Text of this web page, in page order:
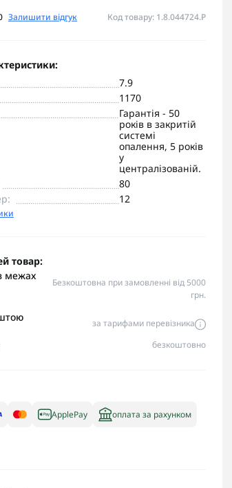
Залишити відгук Код товару: 1.8.044724.P
7.9
1170
Гарантія - 50
років в закритій
системі
опалення, 5 років
у
централізованій.
80
12
товар:
межах
Безкоштовна при замовленні від 5000
грн.
за тарифами перевізника
безкоштовно
ApplePay оплата за рахунком